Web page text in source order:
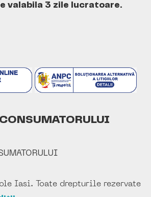
valabila 3 zile lucratoare.
Iasi. Toate drepturile rezervate